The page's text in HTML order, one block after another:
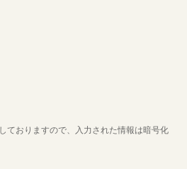
ておりますので、入力された情報は暗号化